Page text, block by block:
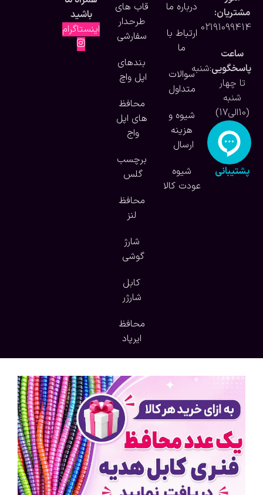
مشتریان:
02191099414
ساعت
پاسخگویی:شنبه
تا چهار
شنبه
(10الی17)
پشتیبانی
درباره ما
ارتباط با
ما
سوالات
متداول
شیوه و
هزینه
ارسال
شیوه
عودت کالا
قاب های
طرحدار
سفارشی
بندهای
اپل واچ
محافظ
های اپل
واج
برچسب
گلس
محافظ
لنز
شارژ
گوشی
کابل
شارژر
محافظ
ایرپاد
باشید
اینستاگرام